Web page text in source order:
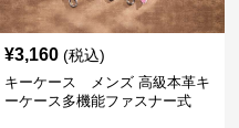
¥3,160 (税込)
キーケース メンズ 高級本革キ
ーケース多機能ファスナー式